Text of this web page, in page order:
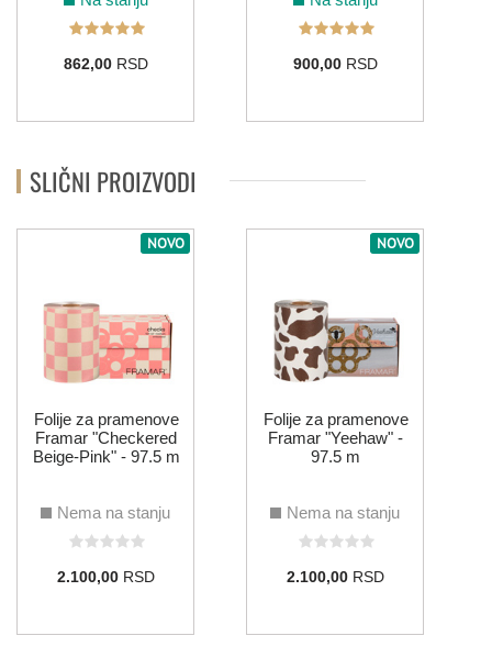
862,00RSD 900,00RSD
SLIČNI PROIZVODI
NOVO
Folije za pramenove
Framar "Checkered
Beige-Pink" - 97.5 m
Nema na stanju
2.100,00RSD
NOVO
Folije za pramenove
Framar "Yeehaw" -
97.5 m
Nema na stanju
2.100,00RSD